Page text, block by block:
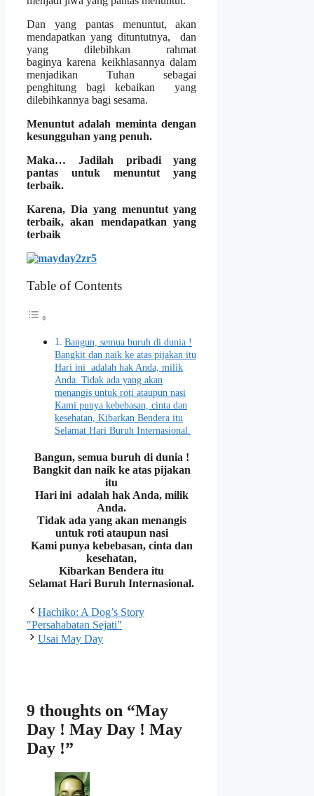
Dan yang pantas menuntut, akan
mendapatkan yang dituntutnya, dan
yang dilebihkan rahmat
baginya karena keikhlasannya dalam
menjadikan Tuhan sebagai
penghitung bagi kebaikan yang
dilebihkannya bagi sesama.
Menuntut adalah meminta dengan
kesungguhan yang penuh.
Maka… Jadilah pribadi yang
pantas untuk menuntut yang
terbaik.
Karena, Dia yang menuntut yang
terbaik, akan mendapatkan yang
terbaik
Table of Contents
Bangun, semua buruh di dunia !
Bangkit dan naik ke atas pijakan itu
Hari ini adalah hak Anda, milik
Anda. Tidak ada yang akan
menangis untuk roti ataupun nasi
Kami punya kebebasan, cinta dan
kesehatan, Kibarkan Bendera itu
Selamat Hari Buruh Internasional.
Bangun, semua buruh di dunia !
Bangkit dan naik ke atas pijakan
itu
Hari ini adalah hak Anda, milik
Anda.
Tidak ada yang akan menangis
untuk roti ataupun nasi
Kami punya kebebasan, cinta dan
kesehatan,
Kibarkan Bendera itu
Selamat Hari Buruh Internasional.
Hachiko: A Dog’s Story
"Persahabatan Sejati"
Usai May Day
9 thoughts on “May
Day ! May Day ! May
Day !”